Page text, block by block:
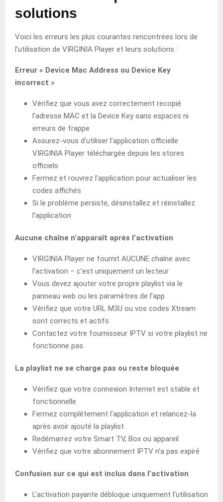
solutions
Voici les erreurs les plus courantes rencontrées lors de
l’utilisation de VIRGINIA Player et leurs solutions :
Erreur « Device Mac Address ou Device Key
incorrect »
Vérifiez que vous avez correctement recopié
l’adresse MAC et la Device Key sans espaces ni
erreurs de frappe
Assurez-vous d’utiliser l’application officielle
VIRGINIA Player téléchargée depuis les stores
officiels
Fermez et rouvrez l’application pour actualiser les
codes affichés
Si le problème persiste, désinstallez et réinstallez
l’application
Aucune chaîne n’apparaît après l’activation
VIRGINIA Player ne fournit AUCUNE chaîne avec
l’activation – c’est uniquement un lecteur
Vous devez ajouter votre propre playlist via le
panneau web ou les paramètres de l’app
Vérifiez que votre URL M3U ou vos codes Xtream
sont corrects et actifs
Contactez votre fournisseur IPTV si votre playlist ne
fonctionne pas
La playlist ne se charge pas ou reste bloquée
Vérifiez que votre connexion Internet est stable et
fonctionnelle
Fermez complètement l’application et relancez-la
après avoir ajouté la playlist
Redémarrez votre Smart TV, Box ou appareil
Vérifiez que votre abonnement IPTV n’a pas expiré
Confusion sur ce qui est inclus dans l’activation
L’activation payante débloque uniquement l’utilisation